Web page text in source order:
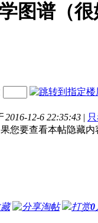
图谱（很
2016-12-6 22:35:43 |
您要查看本帖隐藏内
淘帖 打赏0